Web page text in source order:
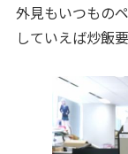
外見もいつもの
していえば炒飯